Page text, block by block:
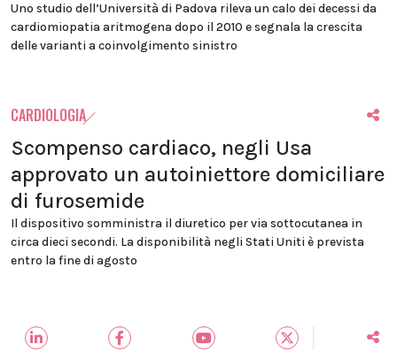
Uno studio dell’Università di Padova rileva un calo dei decessi da
cardiomiopatia aritmogena dopo il 2010 e segnala la crescita
delle varianti a coinvolgimento sinistro
CARDIOLOGIA
Scompenso cardiaco, negli Usa
approvato un autoiniettore domiciliare
di furosemide
Il dispositivo somministra il diuretico per via sottocutanea in
circa dieci secondi. La disponibilità negli Stati Uniti è prevista
entro la fine di agosto